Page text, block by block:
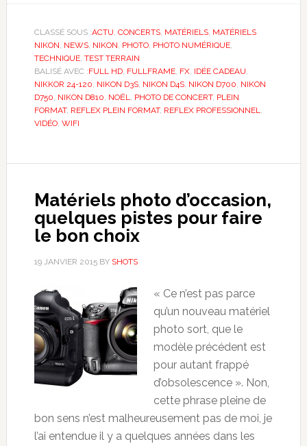
CLASSÉ SOUS :ACTU CONCERTS, MATÉRIELS, MATÉRIELS
NIKON NEWS, NIKON PHOTO, PHOTO NUMÉRIQUE,
TECHNIQUE, TEST TERRAIN
BALISÉ AVEC :FULL HD, FULLFRAME, FX, IDÉE CADEAU
NIKKOR 24-120 NIKON D3S, NIKON D4S, NIKON D700 NIKON
D750 NIKON D810 NOËL PHOTO DE CONCERT, PLEIN
FORMAT, REFLEX PLEIN FORMAT, REFLEX PROFESSIONNEL
VIDÉO, WIFI
Matériels photo d’occasion,
quelques pistes pour faire
le bon choix
19 JANVIER 2015BY SHOTS
« Ce n’est pas parce
qu’un nouveau matériel
photo sort, que le
modèle précédent est
pour autant frappé
d’obsolescence ». Non,
cette phrase pleine de
bon sens n’est malheureusement pas de moi, je
l’ai entendue il y a quelques années dans les